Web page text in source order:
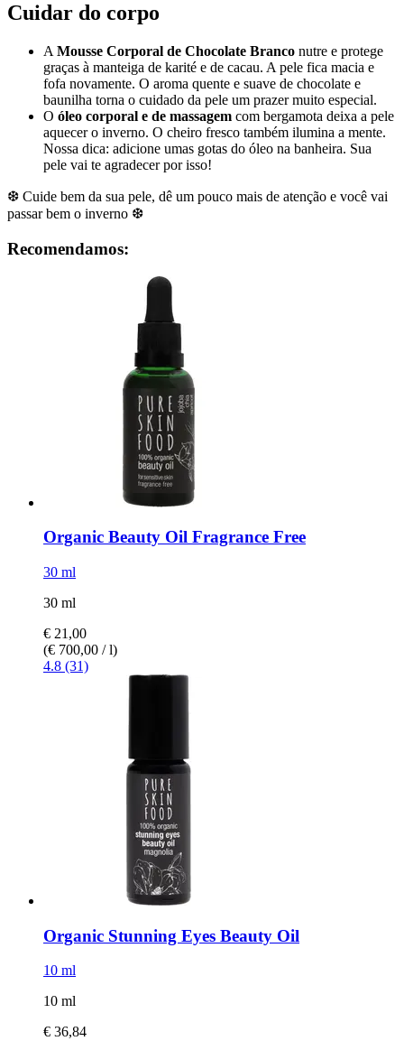
Cuidar do corpo
A Mousse Corporal de Chocolate Branco nutre e protege
graças à manteiga de karité e de cacau. A pele fica macia e
fofa novamente. O aroma quente e suave de chocolate e
baunilha torna o cuidado da pele um prazer muito especial.
O óleo corporal e de massagem com bergamota deixa a pele
aquecer o inverno. O cheiro fresco também ilumina a mente.
Nossa dica: adicione umas gotas do óleo na banheira. Sua
pele vai te agradecer por isso!
❆ Cuide bem da sua pele, dê um pouco mais de atenção e você vai
passar bem o inverno ❆
Recomendamos:
Organic Beauty Oil Fragrance Free
30 ml
30 ml
€ 21,00
(€ 700,00 / l)
4.8 (31)
Organic Stunning Eyes Beauty Oil
10 ml
10 ml
€ 36,84